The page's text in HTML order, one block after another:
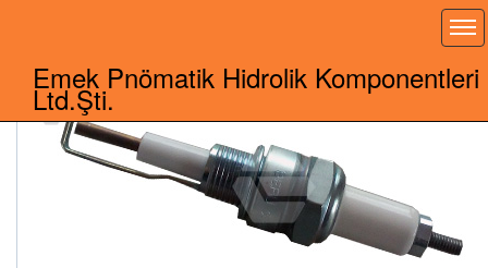
Emek Pnömatik Hidrolik Komponentleri
Ltd.Şti.